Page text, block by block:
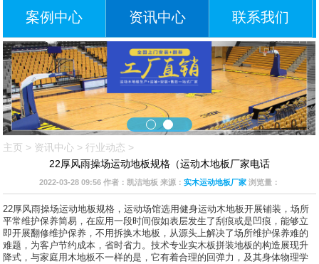
案例中心 资讯中心 联系我们
主页 > 资讯中心 >行业动态 >
22厚风雨操场运动地板规格（运动木地板厂家电话
2022-03-28 09:56 作者：凯洁地板 来源： 实木运动地板厂家 浏览量：
22厚风雨操场运动地板规格，运动场馆选用健身运动木地板开展铺装，场所
平常维护保养简易，在应用一段时间假如表层发生了刮痕或是凹痕，能够立
即开展翻修维护保养，不用拆换木地板，从源头上解决了场所维护保养难的
难题，为客户节约成本，省时省力。技术专业实木板拼装地板的构造展现升
降式，与家庭用木地板不一样的是，它有着合理的回弹力，及其身体物理学